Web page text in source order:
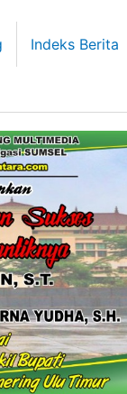
Indeks Berita